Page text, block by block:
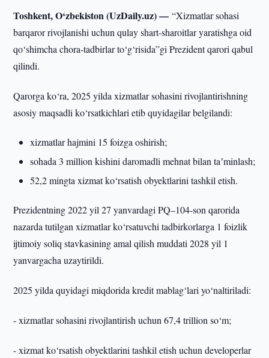
Toshkent, O‘zbekiston (UzDaily.uz) —“Xizmatlar sohasi
barqaror rivojlanishi uchun qulay shart-sharoitlar yaratishga oid
qo‘shimcha chora-tadbirlar to‘g‘risida”gi Prezident qarori qabul
qilindi.
Qarorga ko‘ra, 2025 yilda xizmatlar sohasini rivojlantirishning
asosiy maqsadli ko‘rsatkichlari etib quyidagilar belgilandi:
xizmatlar hajmini 15 foizga oshirish;
sohada 3 million kishini daromadli mehnat bilan taʼminlash;
52,2 mingta xizmat ko‘rsatish obyektlarini tashkil etish.
Prezidentning 2022 yil 27 yanvardagi PQ–104-son qarorida
nazarda tutilgan xizmatlar ko‘rsatuvchi tadbirkorlarga 1 foizlik
ijtimoiy soliq stavkasining amal qilish muddati 2028 yil 1
yanvargacha uzaytirildi.
2025 yilda quyidagi miqdorida kredit mablag‘lari yo‘naltiriladi:
- xizmatlar sohasini rivojlantirish uchun 67,4 trillion so‘m;
- xizmat ko‘rsatish obyektlarini tashkil etish uchun developerlar